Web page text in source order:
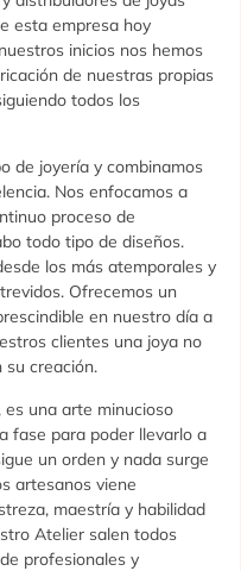
esta empresa hoy
inicios nos hemos
de nuestras propias
todos los
de joyería y combinamos
Nos enfocamos a
proceso de
todo tipo de diseños.
los más atemporales y
Ofrecemos un
en nuestro día a
clientes una joya no
su creación.
es una arte minucioso
fase para poder llevarlo a
un orden y nada surge
artesanos viene
maestría y habilidad
Atelier salen todos
profesionales y